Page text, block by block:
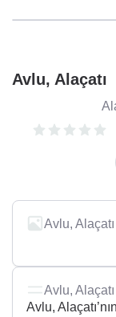
Avlu, Alaçatı
Avlu,
Avlu,
Avlu,